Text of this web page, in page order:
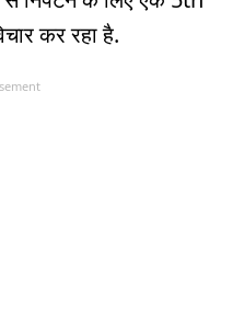
कर रहा है.